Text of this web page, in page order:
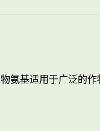
氨基适用于广泛的